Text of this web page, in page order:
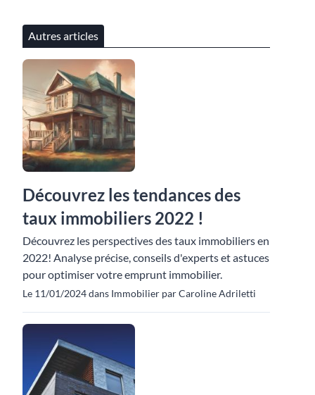
Autres articles
Découvrez les tendances des
taux immobiliers 2022 !
Découvrez les perspectives des taux immobiliers en
2022! Analyse précise, conseils d'experts et astuces
pour optimiser votre emprunt immobilier.
Le 11/01/2024 dans Immobilier par Caroline Adriletti